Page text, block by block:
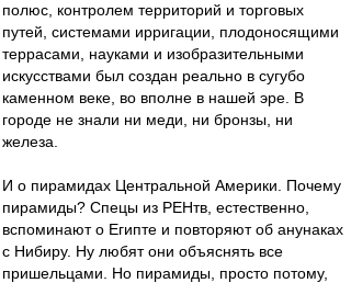
полюс, контролем территорий и торговых
путей, системами ирригации, плодоносящими
террасами, науками и изобразительными
искусствами был создан реально в сугубо
каменном веке, во вполне в нашей эре. В
городе не знали ни меди, ни бронзы, ни
железа.
И о пирамидах Центральной Америки. Почему
пирамиды? Спецы из РЕНтв, естественно,
вспоминают о Египте и повторяют об анунаках
с Нибиру. Ну любят они объяснять все
пришельцами. Но пирамиды, просто потому,